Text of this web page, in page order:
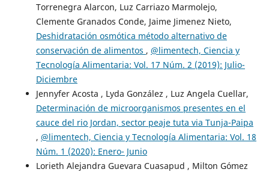
Torrenegra Alarcon, Luz Carriazo Marmolejo,
Clemente Granados Conde, Jaime Jimenez Nieto,
Deshidratación osmótica método alternativo de
conservación de alimentos , @limentech, Ciencia y
Tecnología Alimentaria: Vol. 17 Núm. 2 (2019): Julio-
Diciembre
Jennyfer Acosta , Lyda González , Luz Angela Cuellar,
Determinación de microorganismos presentes en el
cauce del rio Jordan, sector peaje tuta via Tunja-Paipa
, @limentech, Ciencia y Tecnología Alimentaria: Vol. 18
Núm. 1 (2020): Enero- Junio
Lorieth Alejandra Guevara Cuasapud , Milton Gómez